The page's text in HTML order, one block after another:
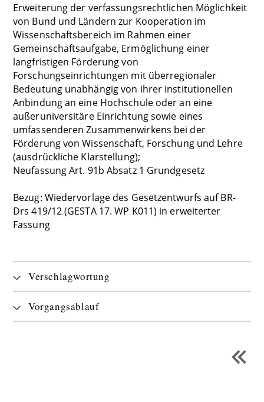
Erweiterung der verfassungsrechtlichen Möglichkeit
von Bund und Ländern zur Kooperation im
Wissenschaftsbereich im Rahmen einer
Gemeinschaftsaufgabe, Ermöglichung einer
langfristigen Förderung von
Forschungseinrichtungen mit überregionaler
Bedeutung unabhängig von ihrer institutionellen
Anbindung an eine Hochschule oder an eine
außeruniversitäre Einrichtung sowie eines
umfassenderen Zusammenwirkens bei der
Förderung von Wissenschaft, Forschung und Lehre
(ausdrückliche Klarstellung);
Neufassung Art. 91b Absatz 1 Grundgesetz
Bezug: Wiedervorlage des Gesetzentwurfs auf BR-
Drs 419/12 (GESTA 17. WP K011) in erweiterter
Fassung
Verschlagwortung
Vorgangsablauf